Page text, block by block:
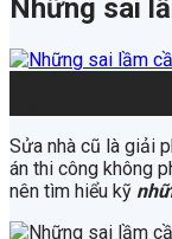
Những sai
Sửa nhà cũ là giải
án thi công không
nên tìm hiểu kỹ